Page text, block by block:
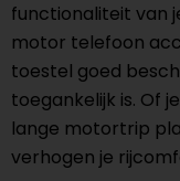
functionaliteit van
motor telefoon
toestel goed
toegankelijk is. Of
lange motortrip
verhogen je